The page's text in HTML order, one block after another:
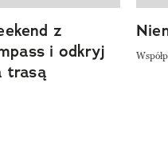
z
i odkryj
trasą